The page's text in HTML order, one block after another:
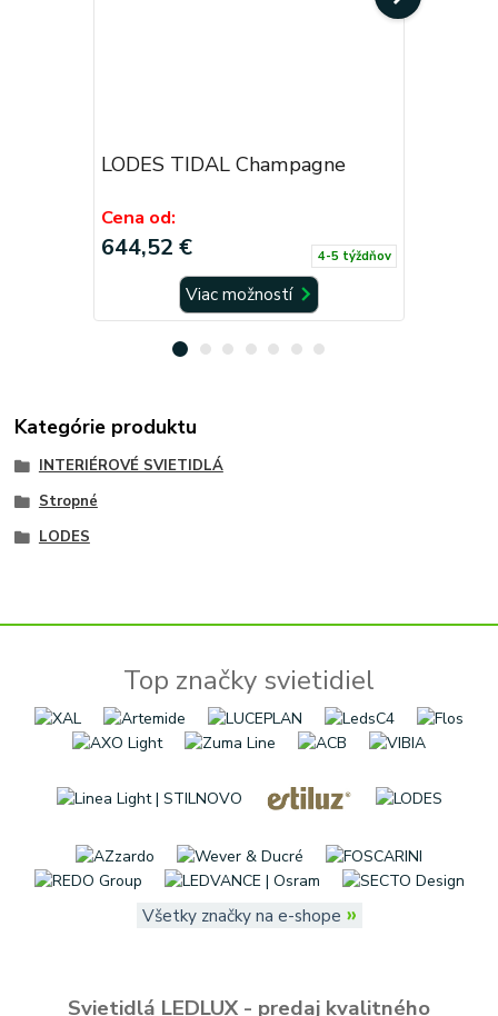
LODES TIDAL Champagne
Cena od:
644,52 € 4-5 týždňov
Viac možností
Kategórie produktu
INTERIÉROVÉ SVIETIDLÁ
Stropné
LODES
Top značky svietidiel
Všetky značky na e-shope »
Svietidlá LEDLUX - predaj kvalitného